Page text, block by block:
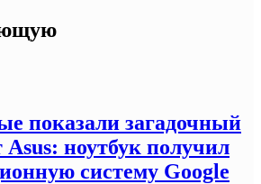
показали загадочный
Asus: ноутбук получил
систему Google